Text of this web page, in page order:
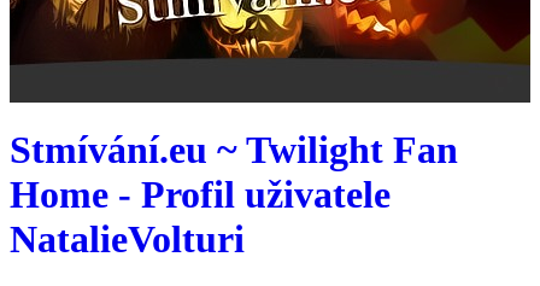
Stmívání.eu ~ Twilight Fan
Home - Profil uživatele
NatalieVolturi